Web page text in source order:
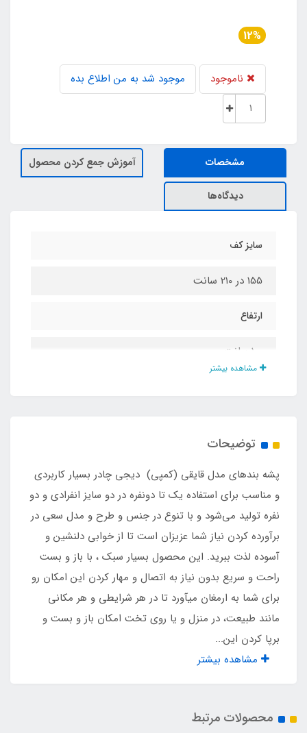
12%
ناموجود موجود شد به من اطلاع بده
مشخصات آموزش جمع کردن محصول
دیدگاه‌ها
سایز کف
155 در 2۱0 سانت
ارتفاع
100 سانت
تور آدیداسی شیشه ای درجه یک
فلزی فنری آسان تاشو با روکش پلاستیکی و نوار
ابریشم
نوع زیپ
شماره 5
80 سانت
مشاهده بیشتر
توضیحات
پشه‌ بندهای مدل قایقی (کمپی) دیجی چادر بسیار کاربردی
و مناسب برای استفاده یک تا دونفره در دو سایز انفرادی و دو
نفره تولید می‌شود و با تنوع در جنس و طرح و مدل سعی در
برآورده کردن نیاز شما عزیزان است تا از خوابی دلنشین و
آسوده لذت ببرید. این محصول بسیار سبک ، با باز و بست
راحت و سریع بدون نیاز به اتصال و مهار کردن این امکان رو
برای شما به ارمغان میآورد تا در هر شرایطی و هر مکانی
مانند طبیعت، در منزل و یا روی تخت امکان باز و بست و
برپا کردن این...
مشاهده بیشتر
محصولات مرتبط